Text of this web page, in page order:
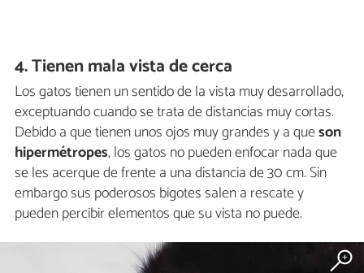
4. Tienen mala vista de cerca
Los gatos tienen un sentido de la vista muy desarrollado,
exceptuando cuando se trata de distancias muy cortas.
Debido a que tienen unos ojos muy grandes y a queson
hipermétropes, los gatos no pueden enfocar nada que
se les acerque de frente a una distancia de 30 cm. Sin
embargo sus poderosos bigotes salen a rescate y
pueden percibir elementos que su vista no puede.